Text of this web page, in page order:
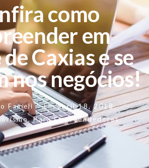
como
em
Caxias e se
nos negócios!
Fameli Em abril 18, 2018
,Para Empreendedores